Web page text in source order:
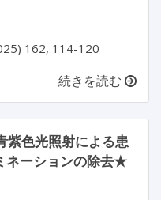
続きを読む
紫色光照射による患
ネーションの除去★